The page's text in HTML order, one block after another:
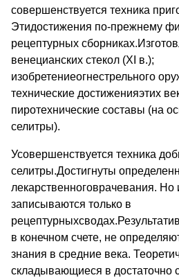
совершенствуется техника
Этидостижения по-прежнему
рецептурных
венецианских стекол (XI в.);
изобретениеогнестрельного
технические достиженияэтих
пиротехнические составы (на
селитры).
Усовершенствуется техника
селитры.Достигнуты
лекарственноговрачевания. Но
записываются только в
в конечном счете, не
знания в средние века.
складывающиеся в достаточно